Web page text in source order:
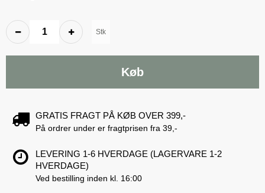
Stk
Køb
GRATIS FRAGT PÅ KØB OVER 399,-
På ordrer under er fragtprisen fra 39,-
LEVERING 1-6 HVERDAGE (LAGERVARE 1-2
HVERDAGE)
Ved bestilling inden kl. 16:00